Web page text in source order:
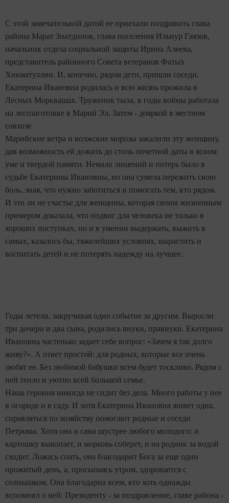
С этой замечательной датой ее приехали поздравить глава
района Марат Зиатдинов, глава поселения Ильнур Гаязов,
начальник отдела социальной защиты Ирина Алеева,
представитель районного Совета ветеранов Фатых
Хикматуллин. И, конечно, рядом дети, пришли соседи.
Екатерина Ивановна родилась и всю жизнь прожила в
Лесных Морквашах. Труженик тыла, в годы войны работала
на лесозаготовке в Марий Эл. Затем - дояркой в местном
совхозе.
Марийские ветра и волжские морозы закалили эту женщину,
дав возможность ей дожить до столь почетной даты в ясном
уме и твердой памяти. Немало лишений и потерь было в
судьбе Екатерины Ивановны, но она сумела пережить свою
боль, зная, что нужно заботиться и помогать тем, кто рядом.
И это ли не счастье для женщины, которая своим жизненным
примером доказала, что подвиг для человека не только в
хороших поступках, но и в умении выдержать, выжить в
самых, казалось бы, тяжелейших условиях, вырастить и
воспитать детей и не потерять надежду на лучшее.
Годы летели, закручивая одно событие за другим. Выросли
три дочери и два сына, родились внуки, правнуки. Екатерина
Ивановна частенько задает себе вопрос: «Зачем я так долго
живу?». А ответ простой: для родных, которые все очень
любят ее. Без любимой бабушки всем будет тоскливо. Рядом с
ней тепло и уютно всей большой семье.
Наша героиня никогда не сидит без дела. Много работы у нее
в огороде и в саду. И хотя Екатерина Ивановна живет одна,
справляться по хозяйству помогают родные и соседи
Петровы. Хотя она и сама шустрее любого молодого: и
картошку выкопает, и морковь соберет, и на родник за водой
сходит. Ложась спать, она благодарит Бога за еще один
прожитый день, а, просыпаясь утром, здоровается с
солнышком. Она благодарна всем, кто хоть однажды
вспомнил о ней: Президенту - за поздравление, главе района -